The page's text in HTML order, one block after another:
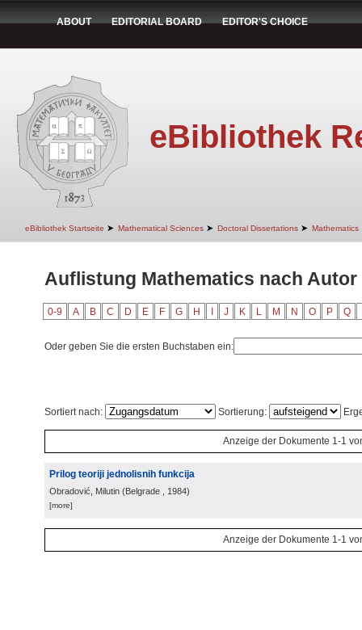
ABOUT EDITORIAL BOARD EDITOR'S CHOICE
eBibliothek
eBibliothek Startseite ➤ Mathematical Sciences ➤ Doctoral Dissertations ➤ Mathematics
Auflistung Mathematics nach
0-9 A B C D E F G H J K L M N O P Q
Oder geben Sie die ersten Buchstaben ein:
Sortiert nach: Sortierung:
Anzeige der Dokumente 1-1
Prilog teoriji jednolisnih funkcija
Obradović, Milutin (Belgrade , 1984)
[more]
Anzeige der Dokumente 1-1